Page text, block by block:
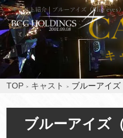
キャスト紹介 | ブルーアイズ（Blue eyes
TOP キャスト ブルーアイズ
ブルーアイズ